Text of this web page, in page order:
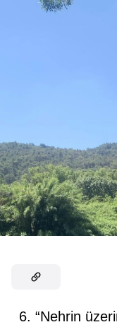
6. “Nehrin